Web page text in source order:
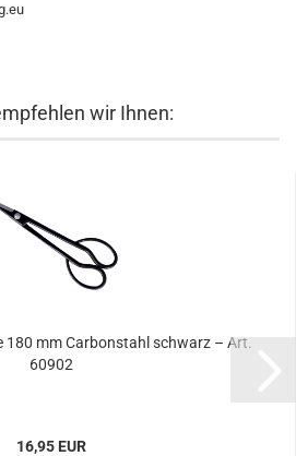
wir Ihnen:
180 mm Carbonstahl schwarz – Art.
60902
16,95 EUR